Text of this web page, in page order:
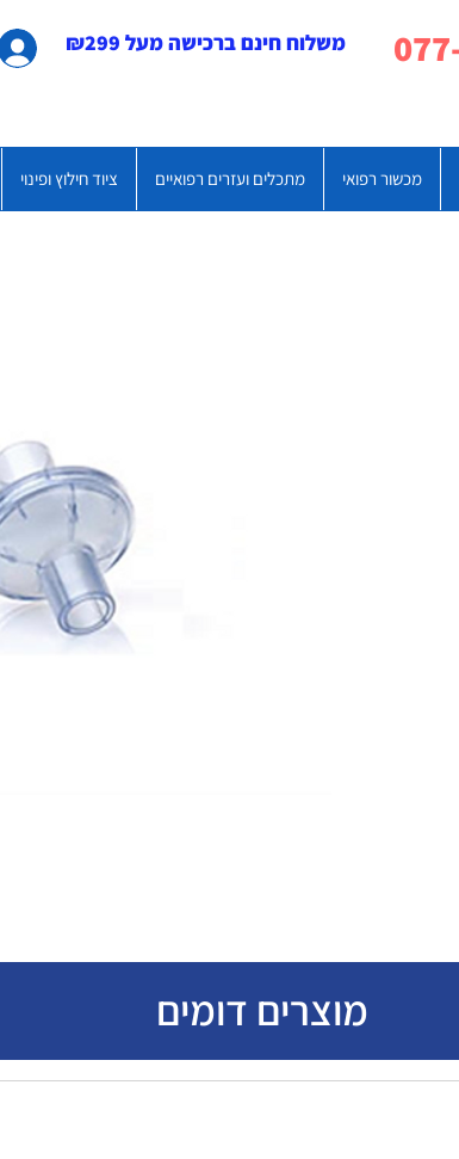
משלוח חינם ברכישה מעל ₪299
מכשור רפואי מתכלים ועזרים רפואיים ציוד חילוץ ופינוי
מוצרים דומים